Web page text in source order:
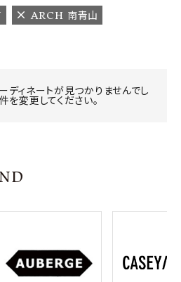
ARCH 南青山
ィネートが見つかりませんでし
を変更してください。